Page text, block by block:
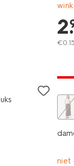
2.
€0.15
niet